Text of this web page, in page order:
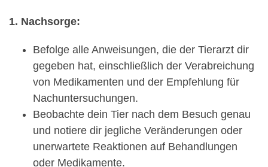
1. Nachsorge:
Befolge alle Anweisungen, die der Tierarzt dir
gegeben hat, einschließlich der Verabreichung
von Medikamenten und der Empfehlung für
Nachuntersuchungen.
Beobachte dein Tier nach dem Besuch genau
und notiere dir jegliche Veränderungen oder
unerwartete Reaktionen auf Behandlungen
oder Medikamente.